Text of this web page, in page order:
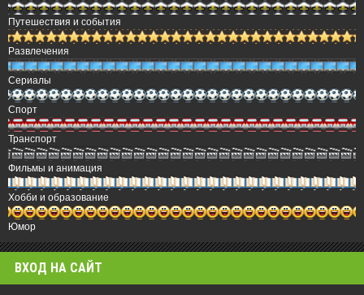
Путешествия и события
Развлечения
Сериалы
Спорт
Транспорт
Фильмы и анимация
Хобби и образование
Юмор
ВХОД НА САЙТ